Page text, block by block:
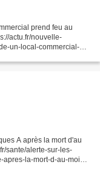
prend feu au
actu.fr/nouvelle-
un-local-commercial-
A après la mort d'au
sante/alerte-sur-les-
la-mort-d-au-moins-